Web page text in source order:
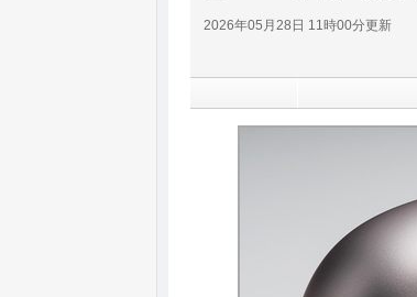
2026年05月28日 11時00分更新